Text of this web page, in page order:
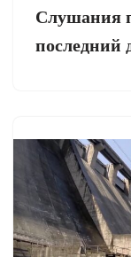
Слушания
последний